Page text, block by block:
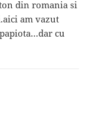
din romania si
am vazut
cu